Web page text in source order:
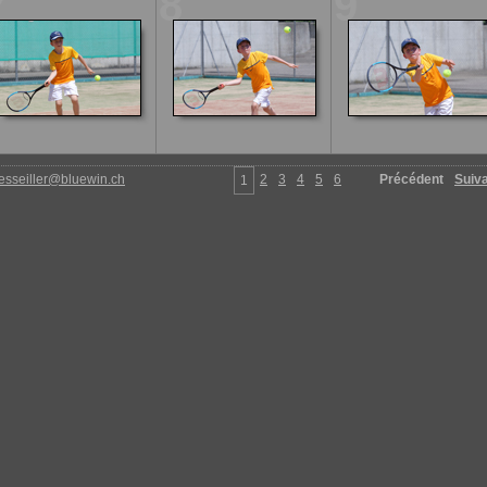
1 2 3 4 5 6 Précédent